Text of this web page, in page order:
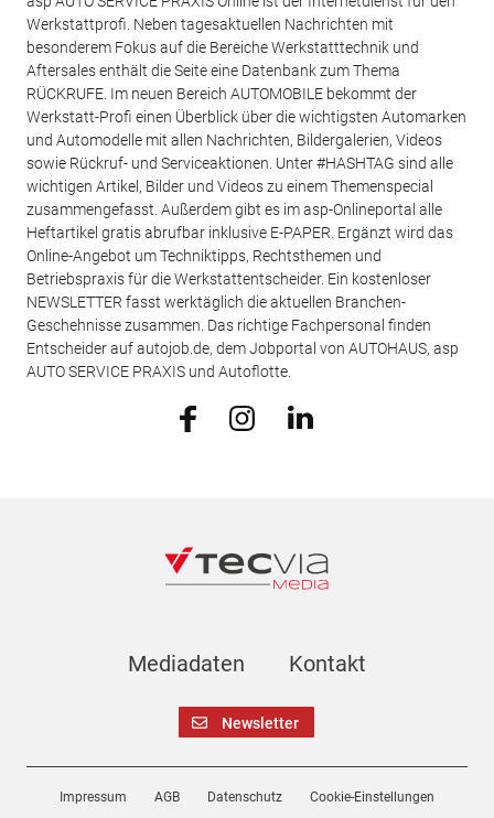
Werkstattprofi. Neben tagesaktuellen Nachrichten mit
besonderem Fokus auf die Bereiche Werkstatttechnik und
Aftersales enthält die Seite eine Datenbank zum Thema
RÜCKRUFE. Im neuen Bereich AUTOMOBILE bekommt der
Werkstatt-Profi einen Überblick über die wichtigsten Automarken
und Automodelle mit allen Nachrichten, Bildergalerien, Videos
sowie Rückruf- und Serviceaktionen. Unter #HASHTAG sind alle
wichtigen Artikel, Bilder und Videos zu einem Themenspecial
zusammengefasst. Außerdem gibt es im asp-Onlineportal alle
Heftartikel gratis abrufbar inklusive E-PAPER. Ergänzt wird das
Online-Angebot um Techniktipps, Rechtsthemen und
Betriebspraxis für die Werkstattentscheider. Ein kostenloser
NEWSLETTER fasst werktäglich die aktuellen Branchen-
Geschehnisse zusammen. Das richtige Fachpersonal finden
Entscheider auf autojob.de, dem Jobportal von AUTOHAUS, asp
AUTO SERVICE PRAXIS und Autoflotte.
Mediadaten Kontakt
Newsletter
Impressum AGB Datenschutz Cookie-Einstellungen